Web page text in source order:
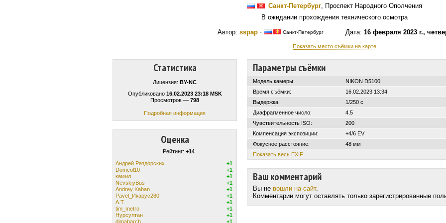
Санкт-Петербург, Проспект Народного Ополчения
В ожидании прохождения технического осмотра
Автор: sspap · Санкт-Петербург Дата: 16 февраля 2023 г.,
Показать место съёмки на карте
Статистика
Лицензия: BY-NC
Опубликовано 16.02.2023 23:18 MSK
Просмотров — 798
Подробная информация
Оценка
Рейтинг: +14
Андрей Раздорских
+1
Domcol10
+1
камил
+1
NevskiyBus
+1
Andrey Kaban
+1
Pavel_Икарус280
+1
A.T.
+1
tim_metro
+1
Нурсултан
+1
dimabarch
+1
Параметры съёмки
Модель камеры:
NIKON D5100
Время съёмки:
16.02.2023 13:34
Выдержка:
1/250 с
Диафрагменное число:
4.5
Чувствительность ISO:
200
Компенсация экспозиции:
+4/6 EV
Фокусное расстояние:
48 мм
Показать весь EXIF
Ваш комментарий
Вы не вошли на сайт.
Комментарии могут оставлять только зарегистрированные